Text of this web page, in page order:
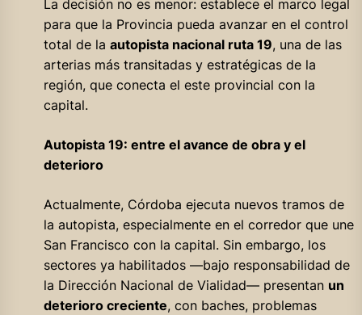
La decisión no es menor: establece el marco legal
para que la Provincia pueda avanzar en el control
total de la autopista nacional ruta 19, una de las
arterias más transitadas y estratégicas de la
región, que conecta el este provincial con la
capital.
Autopista 19: entre el avance de obra y el
deterioro
Actualmente, Córdoba ejecuta nuevos tramos de
la autopista, especialmente en el corredor que une
San Francisco con la capital. Sin embargo, los
sectores ya habilitados —bajo responsabilidad de
la Dirección Nacional de Vialidad— presentan un
deterioro creciente, con baches, problemas